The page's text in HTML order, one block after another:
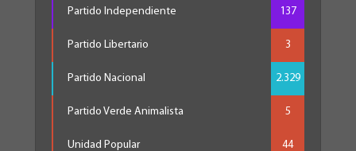
Partido Independiente 137
Partido Libertario 3
Partido Nacional 2.329
Partido Verde Animalista 5
Unidad Popular 44